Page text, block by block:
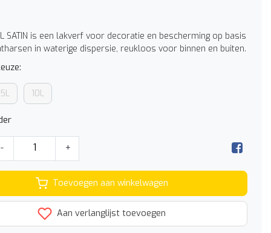
SATIN is een lakverf voor decoratie en bescherming op basis
in waterige dispersie, reukloos voor binnen en buiten.
10L
- +
Toevoegen aan winkelwagen
Aan verlanglijst toevoegen